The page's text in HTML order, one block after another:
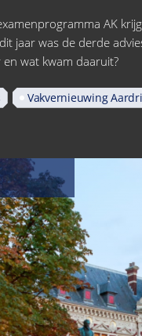
AK
jaar was de derde
en wat kwam daaruit?
Vakvernieuwing